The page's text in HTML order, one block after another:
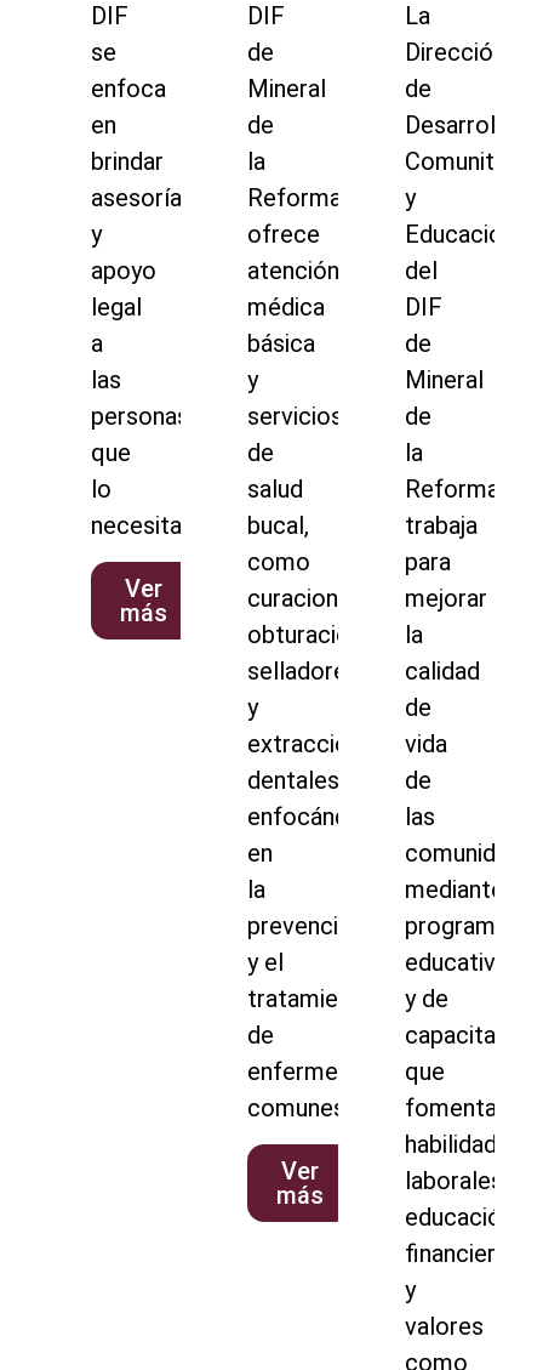
DIF
se
enfoca
en
brindar
asesoría
y
apoyo
legal
a
las
personas
que
lo
necesitan.
Ver
más
DIF
de
Mineral
de
la
Reforma
ofrece
atención
médica
básica
y
servicios
de
salud
bucal,
como
curaciones,
obturaciones,
selladores
y
extracciones
dentales,
enfocándose
en
la
prevención
y el
tratamiento
de
enfermedades
comunes.
Ver
más
La
Dirección
de
Desarrollo
Comunitario
y
Educación
del
DIF
de
Mineral
de
la
Reforma
trabaja
para
mejorar
la
calidad
de
vida
de
las
mediante
programas
educativos
y de
capacitación
que
fomentan
habilidades
laborales,
educación
financiera
y
valores
como